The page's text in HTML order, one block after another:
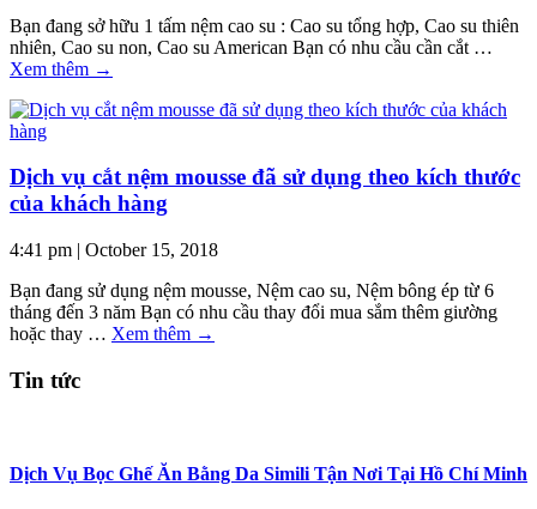
Bạn đang sở hữu 1 tấm nệm cao su : Cao su tổng hợp, Cao su thiên
nhiên, Cao su non, Cao su American Bạn có nhu cầu cần cắt …
Xem thêm →
Dịch vụ cắt nệm mousse đã sử dụng theo kích thước
của khách hàng
4:41 pm | October 15, 2018
Bạn đang sử dụng nệm mousse, Nệm cao su, Nệm bông ép từ 6
tháng đến 3 năm Bạn có nhu cầu thay đổi mua sắm thêm giường
hoặc thay … Xem thêm →
Tin tức
Dịch Vụ Bọc Ghế Ăn Bằng Da Simili Tận Nơi Tại Hồ Chí Minh